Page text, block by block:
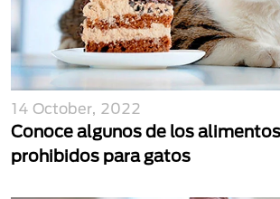
14 October, 2022
Conoce algunos de los alimentos
prohibidos para gatos